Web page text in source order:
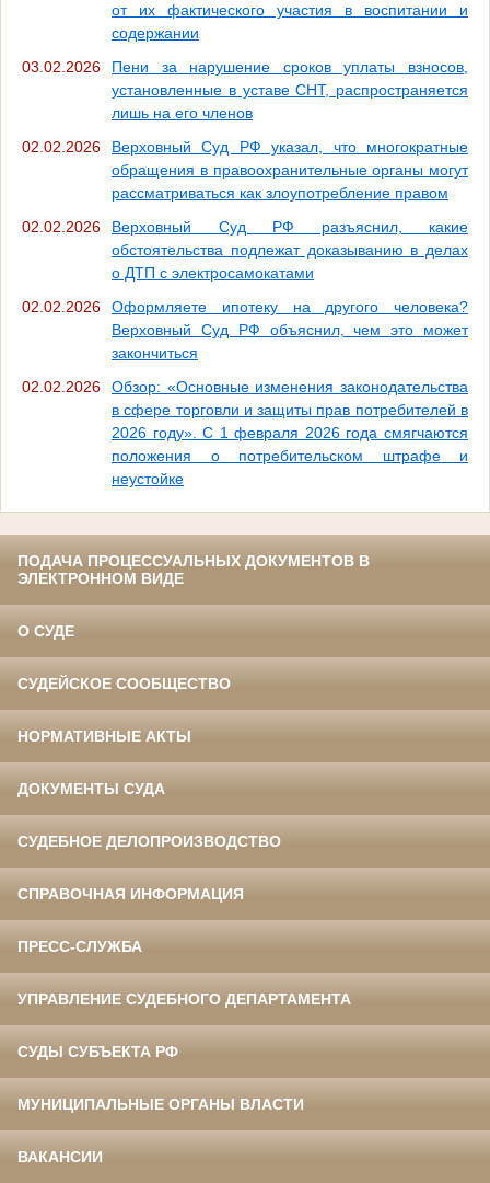
от их фактического участия в воспитании и
содержании
03.02.2026
Пени за нарушение сроков уплаты взносов,
установленные в уставе СНТ, распространяется
лишь на его членов
02.02.2026
Верховный Суд РФ указал, что многократные
обращения в правоохранительные органы могут
рассматриваться как злоупотребление правом
02.02.2026
Верховный Суд РФ разъяснил, какие
обстоятельства подлежат доказыванию в делах
о ДТП с электросамокатами
02.02.2026
Оформляете ипотеку на другого человека?
Верховный Суд РФ объяснил, чем это может
закончиться
02.02.2026
Обзор: «Основные изменения законодательства
в сфере торговли и защиты прав потребителей в
2026 году». С 1 февраля 2026 года смягчаются
положения о потребительском штрафе и
неустойке
ПОДАЧА ПРОЦЕССУАЛЬНЫХ ДОКУМЕНТОВ В
ЭЛЕКТРОННОМ ВИДЕ
О СУДЕ
СУДЕЙСКОЕ СООБЩЕСТВО
НОРМАТИВНЫЕ АКТЫ
ДОКУМЕНТЫ СУДА
СУДЕБНОЕ ДЕЛОПРОИЗВОДСТВО
СПРАВОЧНАЯ ИНФОРМАЦИЯ
ПРЕСС-СЛУЖБА
УПРАВЛЕНИЕ СУДЕБНОГО ДЕПАРТАМЕНТА
СУДЫ СУБЪЕКТА РФ
МУНИЦИПАЛЬНЫЕ ОРГАНЫ ВЛАСТИ
ВАКАНСИИ